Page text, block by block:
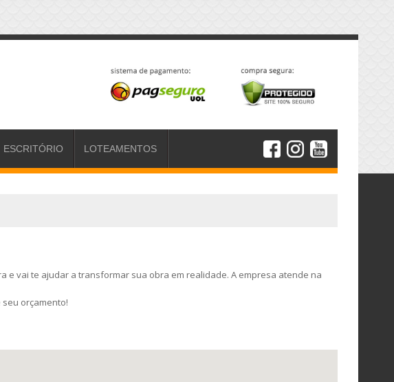
ESCRITÓRIO LOTEAMENTOS
e vai te ajudar a transformar sua obra em realidade. A empresa atende na
orçamento!